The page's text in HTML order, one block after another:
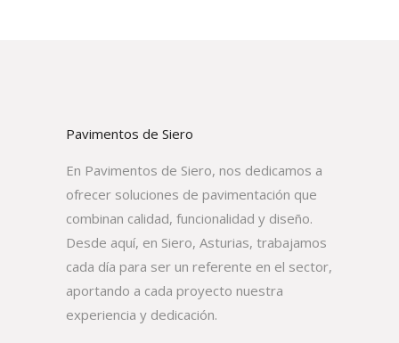
Pavimentos de Siero
En Pavimentos de Siero, nos dedicamos a
ofrecer soluciones de pavimentación que
combinan calidad, funcionalidad y diseño.
Desde aquí, en Siero, Asturias, trabajamos
cada día para ser un referente en el sector,
aportando a cada proyecto nuestra
experiencia y dedicación.